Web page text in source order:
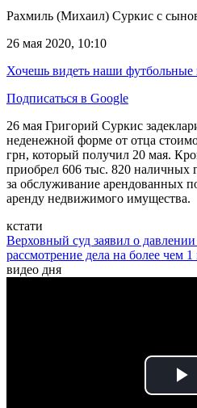
Рахмиль (Михаил) Суркис с
26 мая 2020, 10:10
Хочешь видеть наши футбольные
Подписаться в Google
26 мая Григорий Суркис
неденежной форме от отца
грн, который получил 20 мая.
приобрел 606 тыс. 820 наличных
за обслуживание арендованных
аренду недвижимого имущества.
кстати
Верховный суд заявил о
рассмотрение дела на более чем
видео дня